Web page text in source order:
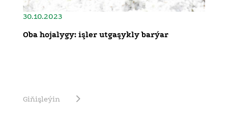
30.10.2023
Oba hojalygy: işler utgaşykly barýar
Giňişleýin